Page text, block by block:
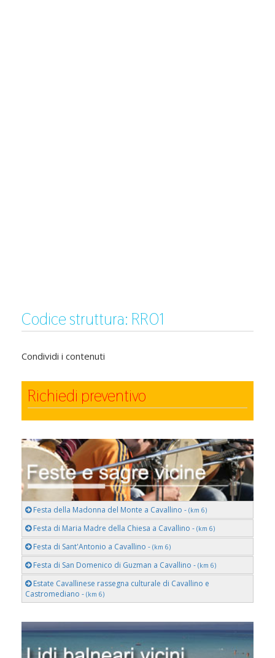
Codice struttura: RR01
Condividi i contenuti
Richiedi preventivo
Festa della Madonna del Monte a Cavallino - (km 6)
Festa di Maria Madre della Chiesa a Cavallino - (km 6)
Festa di Sant'Antonio a Cavallino - (km 6)
Festa di San Domenico di Guzman a Cavallino - (km 6)
Estate Cavallinese rassegna culturale di Cavallino e
Castromediano - (km 6)